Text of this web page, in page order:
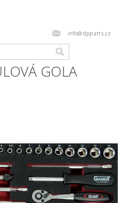
info@dpparts.cz
GOLA